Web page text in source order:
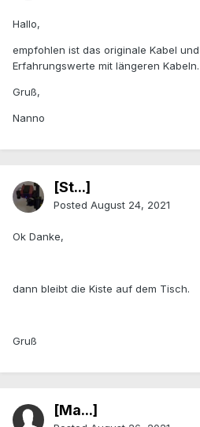
Hallo,
empfohlen ist das originale Kabel
Erfahrungswerte mit längeren Kabeln.
Gruß,
Nanno
[St...]
Posted August 24, 2021
Ok Danke,
dann bleibt die Kiste auf dem Tisch.
Gruß
[Ma...]